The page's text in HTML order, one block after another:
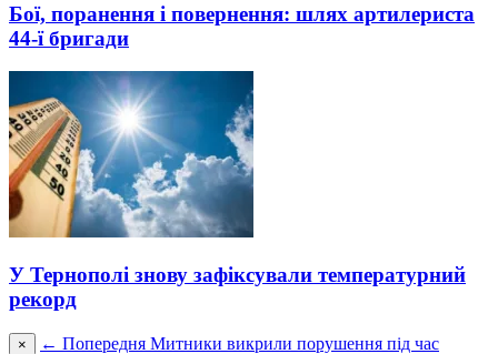
Бої, поранення і повернення: шлях артилериста
44-ї бригади
У Тернополі знову зафіксували температурний
рекорд
× ← Попередня Митники викрили порушення під час